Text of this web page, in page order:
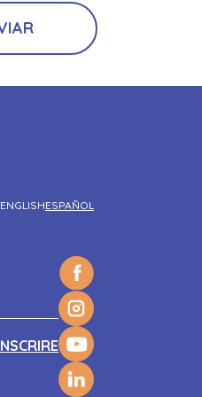
ENGLISHESPAÑOL